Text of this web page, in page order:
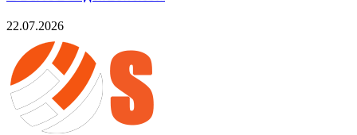
22.07.2026